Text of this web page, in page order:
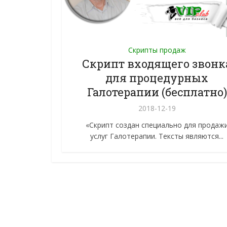
Скрипты продаж
Скрипт входящего
для процедурных
Галотерапии (бесплатно)
2018-12-19
«Скрипт создан специально для
услуг Галотерапии. Тексты являются...